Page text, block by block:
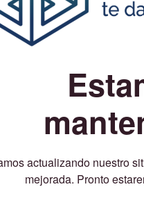
actualizando nuestro
mejorada. Pronto